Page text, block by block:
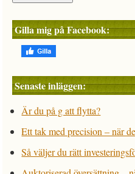
Gilla mig på Facebook:
Senaste inläggen:
Är du på g att flytta?
Ett tak med precision – när
Så väljer du rätt